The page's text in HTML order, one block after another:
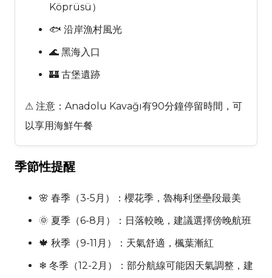
Köprüsü）
🐟 沿岸漁村風光
🌊 黑海入口
🏰 古堡遺跡
⚠ 注意：Anadolu Kavağı有90分鐘停留時間，可
以享用海鮮午餐
季節性提醒
🌸 春季（3-5月）：櫻花季，魯梅利堡壘段最美
🌞 夏季（6-8月）：日落較晚，建議選擇傍晚航班
🍁 秋季（9-11月）：天氣舒適，楓葉漸紅
❄ 冬季（12-2月）：部分航線可能因天氣調整，建